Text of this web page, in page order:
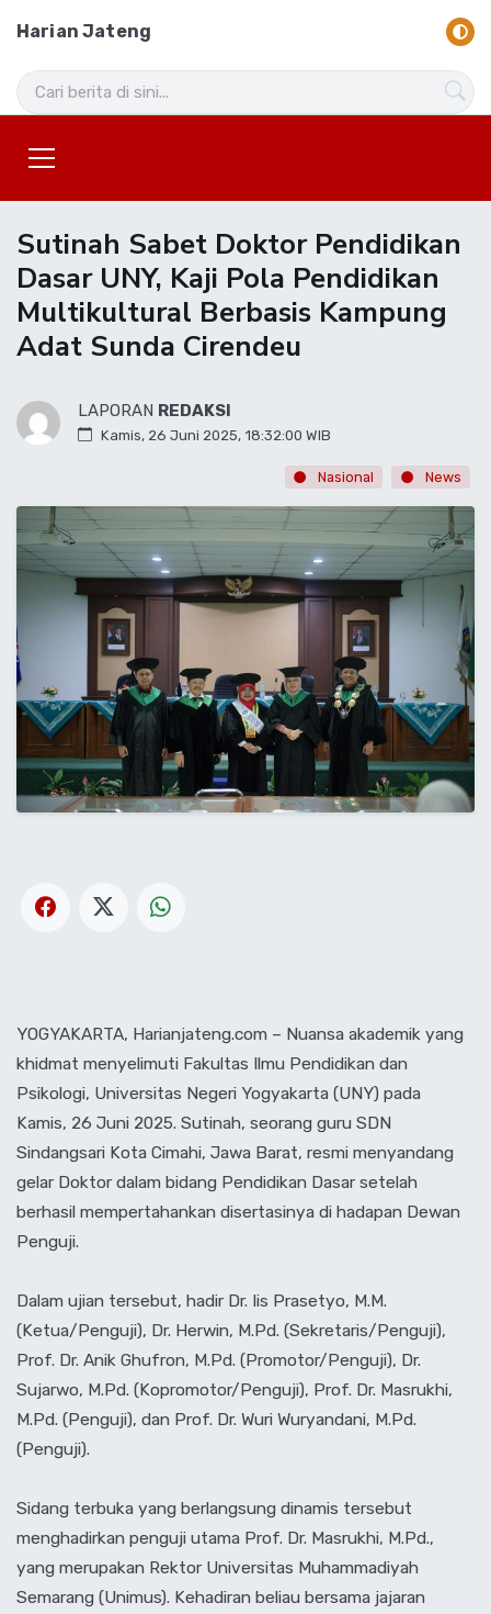
Harian Jateng
‎Sutinah Sabet Doktor Pendidikan
Dasar UNY, Kaji Pola Pendidikan
Multikultural Berbasis Kampung
Adat Sunda Cirendeu‎
LAPORAN REDAKSI
Kamis, 26 Juni 2025, 18:32:00 WIB
Nasional News
‎YOGYAKARTA, Harianjateng.com – Nuansa akademik yang
khidmat menyelimuti Fakultas Ilmu Pendidikan dan
Psikologi, Universitas Negeri Yogyakarta (UNY) pada
Kamis, 26 Juni 2025. Sutinah, seorang guru SDN
Sindangsari Kota Cimahi, Jawa Barat, resmi menyandang
gelar Doktor dalam bidang Pendidikan Dasar setelah
berhasil mempertahankan disertasinya di hadapan Dewan
Penguji.
‎Dalam ujian tersebut, hadir Dr. Iis Prasetyo, M.M.
(Ketua/Penguji), Dr. Herwin, M.Pd. (Sekretaris/Penguji),
Prof. Dr. Anik Ghufron, M.Pd. (Promotor/Penguji), Dr.
Sujarwo, M.Pd. (Kopromotor/Penguji), Prof. Dr. Masrukhi,
M.Pd. (Penguji), dan Prof. Dr. Wuri Wuryandani, M.Pd.
(Penguji).
‎Sidang terbuka yang berlangsung dinamis tersebut
menghadirkan penguji utama Prof. Dr. Masrukhi, M.Pd.,
yang merupakan Rektor Universitas Muhammadiyah
Semarang (Unimus). Kehadiran beliau bersama jajaran